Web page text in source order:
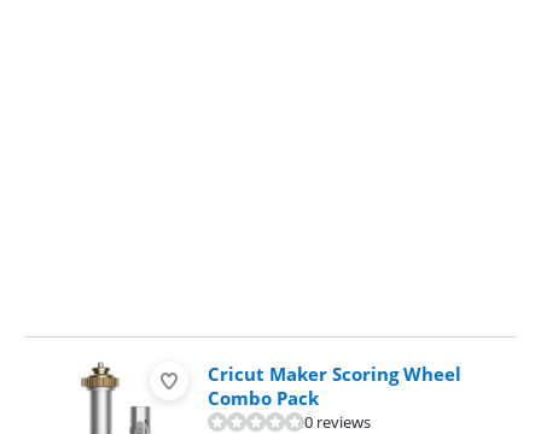
Cricut Maker Scoring Wheel
Combo Pack
0 reviews